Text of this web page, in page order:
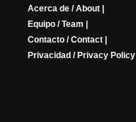
Acerca de / About |
Equipo / Team |
Contacto / Contact |
Privacidad / Privacy Policy